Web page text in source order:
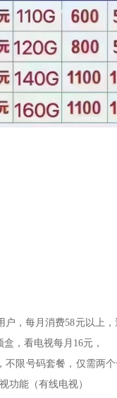
，每月消费58元以上，
，看电视每月16元，
不限号码套餐，仅需两
功能（有线电视）